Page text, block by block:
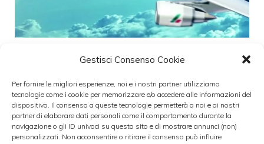
Gestisci Consenso Cookie
Per fornire le migliori esperienze, noi e i nostri partner utilizziamo
tecnologie come i cookie per memorizzare e/o accedere alle informazioni del
dispositivo. Il consenso a queste tecnologie permetterà a noi e ai nostri
partner di elaborare dati personali come il comportamento durante la
navigazione o gli ID univoci su questo sito e di mostrare annunci (non)
personalizzati. Non acconsentire o ritirare il consenso può influire
vantaggi per chi viaggia
L’accordo tra Ita e Lufthansa è finalmente